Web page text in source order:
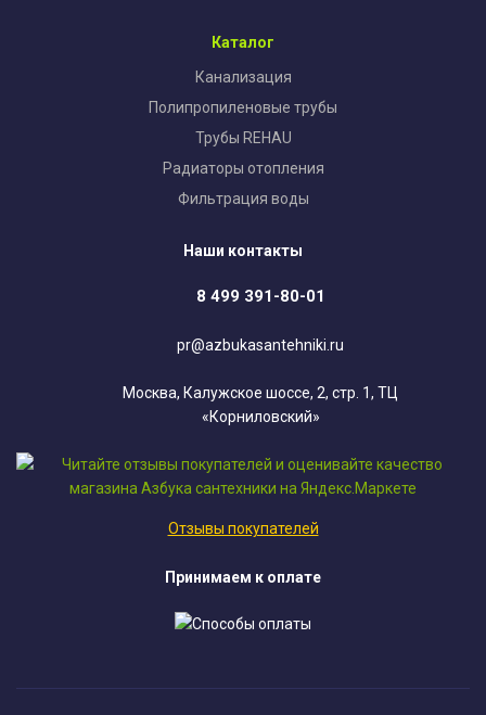
Каталог
Канализация
Полипропиленовые трубы
Трубы REHAU
Радиаторы отопления
Фильтрация воды
Наши контакты
8 499 391-80-01
pr@azbukasantehniki.ru
Москва, Калужское шоссе, 2, стр. 1, ТЦ
«Корниловский»
Отзывы покупателей
Принимаем к оплате